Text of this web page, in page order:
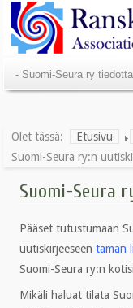
Olet tässä: Etusivu
Suomi-Seura ry:n
Suomi-Seura
Pääset tutustumaan
uutiskirjeeseen tämän
Suomi-Seura ry:n
Mikäli haluat tilata